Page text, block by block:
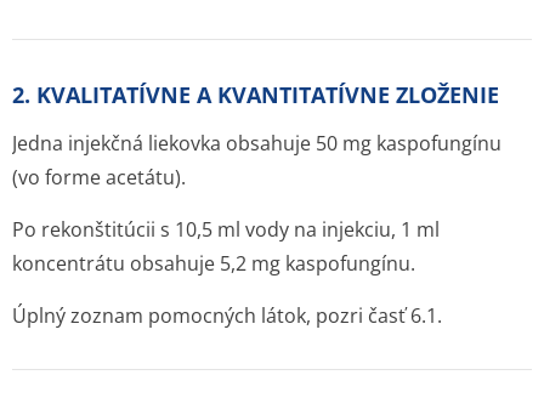
2. KVALITATÍVNE A KVANTITATÍVNE ZLOŽENIE
Jedna injekčná liekovka obsahuje 50 mg kaspofungínu
(vo forme acetátu).
Po rekonštitúcii s 10,5 ml vody na injekciu, 1 ml
koncentrátu obsahuje 5,2 mg kaspofungínu.
Úplný zoznam pomocných látok, pozri časť 6.1.